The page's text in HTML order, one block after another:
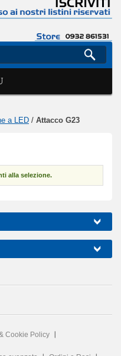
a LED / Attacco G23
alla selezione.
Cookie Policy